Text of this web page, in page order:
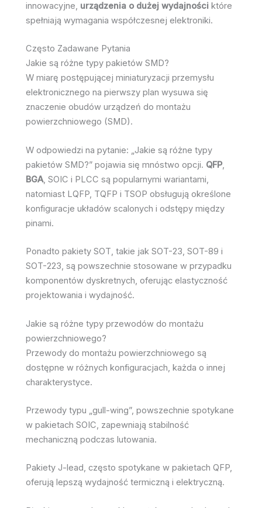
innowacyjne, urządzenia o dużej wydajności które
spełniają wymagania współczesnej elektroniki.
Często Zadawane Pytania
Jakie są różne typy pakietów SMD?
W miarę postępującej miniaturyzacji przemysłu
elektronicznego na pierwszy plan wysuwa się
znaczenie obudów urządzeń do montażu
powierzchniowego (SMD).
W odpowiedzi na pytanie: „Jakie są różne typy
pakietów SMD?” pojawia się mnóstwo opcji. QFP,
BGA, SOIC i PLCC są popularnymi wariantami,
natomiast LQFP, TQFP i TSOP obsługują określone
konfiguracje układów scalonych i odstępy między
pinami.
Ponadto pakiety SOT, takie jak SOT-23, SOT-89 i
SOT-223, są powszechnie stosowane w przypadku
komponentów dyskretnych, oferując elastyczność
projektowania i wydajność.
Jakie są różne typy przewodów do montażu
powierzchniowego?
Przewody do montażu powierzchniowego są
dostępne w różnych konfiguracjach, każda o innej
charakterystyce.
Przewody typu „gull-wing”, powszechnie spotykane
w pakietach SOIC, zapewniają stabilność
mechaniczną podczas lutowania.
Pakiety J-lead, często spotykane w pakietach QFP,
oferują lepszą wydajność termiczną i elektryczną.